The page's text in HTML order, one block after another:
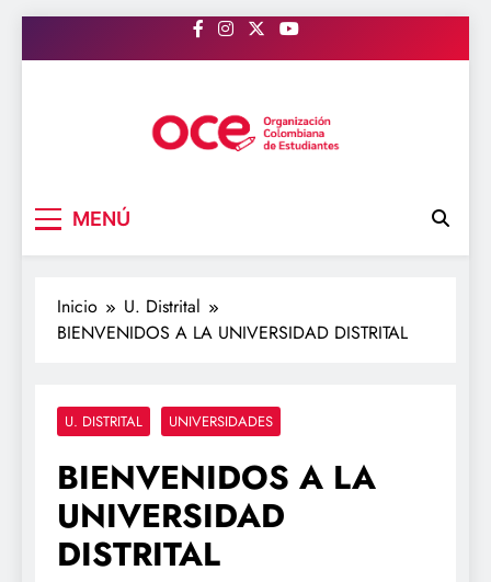
al
MENÚ
Inicio
U. Distrital
BIENVENIDOS A LA UNIVERSIDAD DISTRITAL
U. DISTRITAL UNIVERSIDADES
BIENVENIDOS A LA
UNIVERSIDAD
DISTRITAL